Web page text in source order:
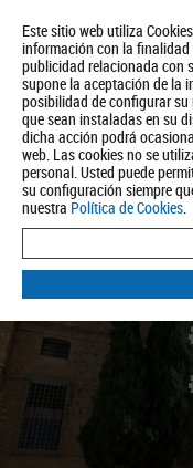
Este sitio web utiliza
información con la finalidad
publicidad relacionada con
supone la aceptación de la
posibilidad de configurar
que sean instaladas en su
dicha acción podrá
web. Las cookies no se
personal. Usted puede
su configuración siempre
nuestra Política de Cookies.
Quiénes